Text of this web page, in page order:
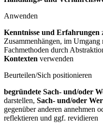
Anwenden
Kenntnisse und Erfahrungen
Zusammenhängen, im
Fachmethoden durch
Kontexten verwenden
Beurteilen/Sich positionieren
begründete Sach- und/oder
darstellen, Sach- und/oder
gegenüber anderen annehmen
reflektieren und ggf. revidieren